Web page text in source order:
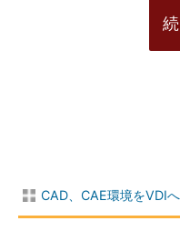
CAD、CAE環境をVDI